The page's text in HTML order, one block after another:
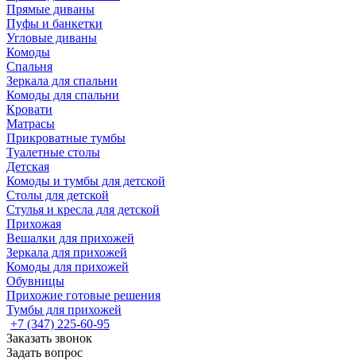
Прямые диваны
Пуфы и банкетки
Угловые диваны
Комоды
Спальня
Зеркала для спальни
Комоды для спальни
Кровати
Матрасы
Прикроватные тумбы
Туалетные столы
Детская
Комоды и тумбы для детской
Столы для детской
Стулья и кресла для детской
Прихожая
Вешалки для прихожей
Зеркала для прихожей
Комоды для прихожей
Обувницы
Прихожие готовые решения
Тумбы для прихожей
+7 (347) 225-60-95
Заказать звонок
Задать вопрос